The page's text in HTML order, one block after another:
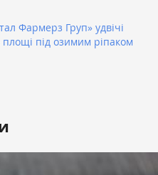
Фармерз Груп» удвічі
площі під озимим ріпаком